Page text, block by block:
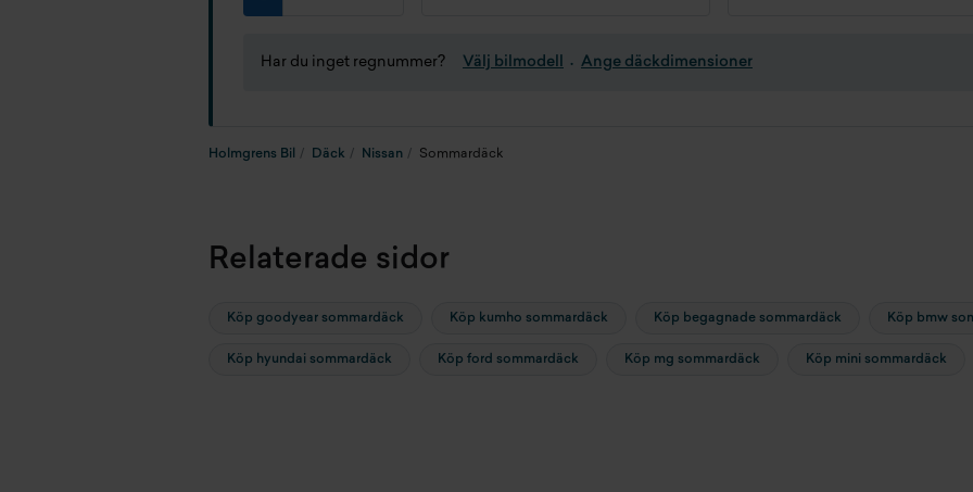
Har du inget regnummer? Välj bilmodell Ange däckdimensioner
Holmgrens Bil Däck Nissan Sommardäck
Relaterade sidor
Köp goodyear sommardäck Köp kumho sommardäck Köp begagnade sommardäck Köp bmw
Köp hyundai sommardäck Köp ford sommardäck Köp mg sommardäck Köp mini sommardäck